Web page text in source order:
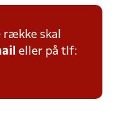
skal
eller på tlf: